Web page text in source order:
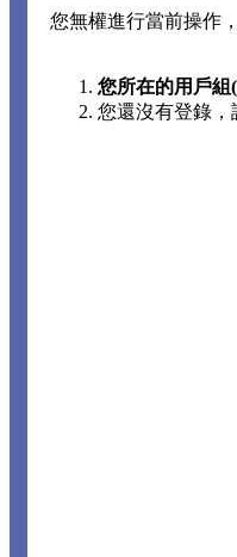
您無權進行當前操作
您所在的用戶組
您還沒有登錄